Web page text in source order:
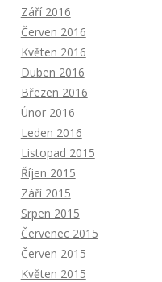
Září 2016
Červen 2016
Květen 2016
Duben 2016
Březen 2016
Únor 2016
Leden 2016
Listopad 2015
Říjen 2015
Září 2015
Srpen 2015
Červenec 2015
Červen 2015
Květen 2015